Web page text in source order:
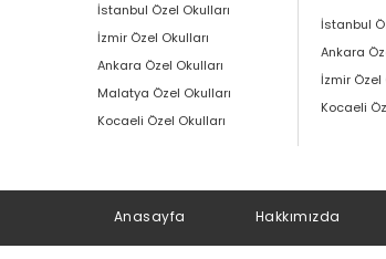
İstanbul Özel Okulları
İzmir Özel Okulları
Ankara Özel Okulları
Malatya Özel Okulları
Kocaeli Özel Okulları
İstanbul
Ankara
İzmir Özel
Kocaeli
Anasayfa Hakkımızda